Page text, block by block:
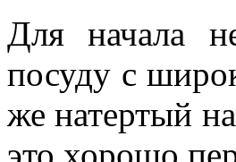
Для начала
посуду с
же натертый